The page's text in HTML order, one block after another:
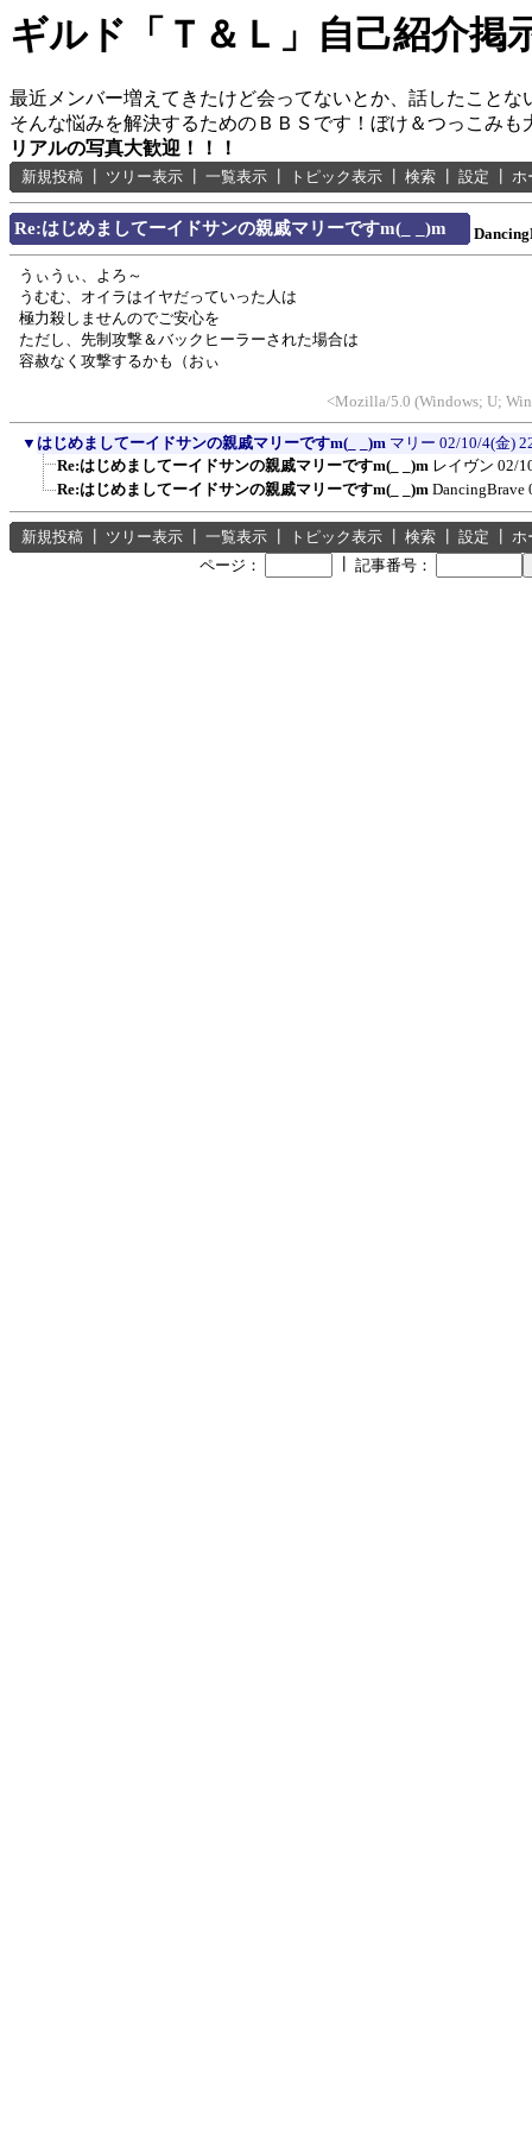
ギルド「Ｔ＆Ｌ」自己紹介掲
最近メンバー増えてきたけど会ってないとか、話したことな
そんな悩みを解決するためのＢＢＳです！ぼけ＆つっこみも
リアルの写真大歓迎！！！
新規投稿 ツリー表示 一覧表示 トピック表示 検索 設定 ホ
Re:はじめましてーイドサンの親戚マリーですm(_ _)m
うぃうぃ、よろ～
うむむ、オイラはイヤだっていった人は
極力殺しませんのでご安心を
ただし、先制攻撃＆バックヒーラーされた場合は
容赦なく攻撃するかも（おぃ
<Mozilla/5.0 (Windows; U;
▼ はじめましてーイドサンの親戚マリーですm(_ _)m マリー 02/10/4(金)
Re:はじめましてーイドサンの親戚マリーですm(_ _)m レイヴン 02/
Re:はじめましてーイドサンの親戚マリーですm(_ _)m DancingBrave
新規投稿 ツリー表示 一覧表示 トピック表示 検索 設定
ホ
ページ：
記事番号：